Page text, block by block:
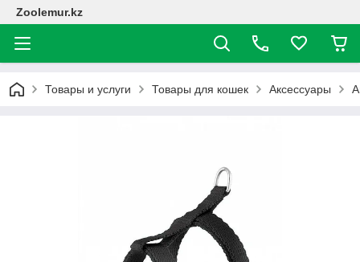
Zoolemur.kz
Товары и услуги Товары для кошек Аксессуары